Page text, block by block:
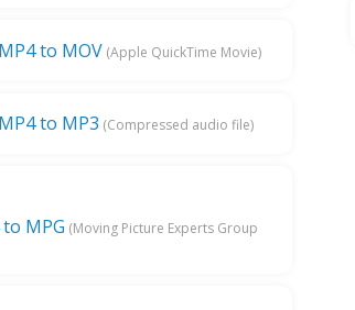
MP4 to MOV (Apple QuickTime Movie)
MP4 to MP3 (Compressed audio file)
MPG (Moving Picture Experts Group